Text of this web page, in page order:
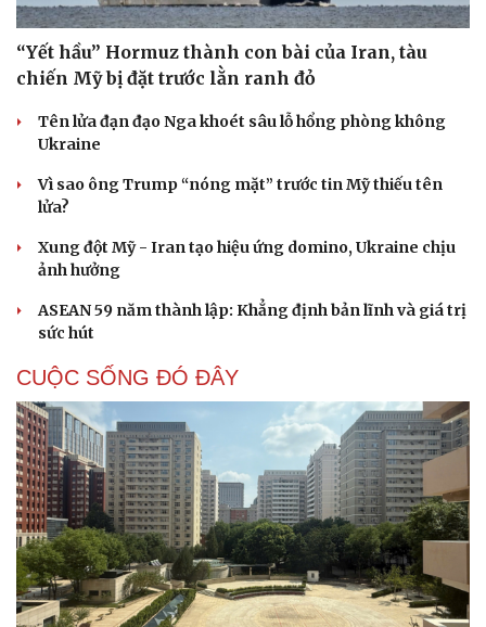
“Yết hầu” Hormuz thành con bài của Iran, tàu
chiến Mỹ bị đặt trước lằn ranh đỏ
Tên lửa đạn đạo Nga khoét sâu lỗ hổng phòng không
Ukraine
Vì sao ông Trump “nóng mặt” trước tin Mỹ thiếu tên
lửa?
Xung đột Mỹ - Iran tạo hiệu ứng domino, Ukraine chịu
ảnh hưởng
ASEAN 59 năm thành lập: Khẳng định bản lĩnh và giá trị
sức hút
CUỘC SỐNG ĐÓ ĐÂY